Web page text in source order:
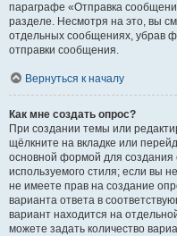
параграфе «Отправка
разделе. Несмотря на это, вы
отдельных сообщениях, убрав
отправки сообщения.
Вернуться к началу
Как мне создать опрос?
При создании темы или
щёлкните на вкладке или
основной формой для создания
используемого стиля; если вы
не имеете прав на создание
варианта ответа в
вариант находится на
можете задать количество